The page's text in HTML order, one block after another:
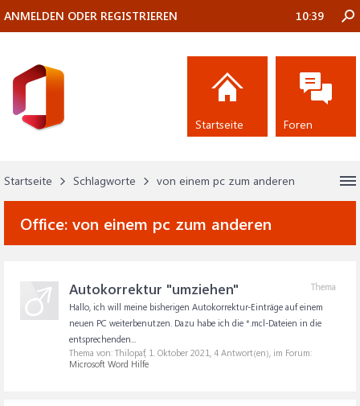
Startseite Schlagworte von einem pc zum anderen
Office: von einem pc zum anderen
Thema
Autokorrektur "umziehen"
Hallo, ich will meine bisherigen Autokorrektur-Einträge auf einem
neuen PC weiterbenutzen. Dazu habe ich die *.mcl-Dateien in die
entsprechenden...
Thema von: Thilopaf, 1. Oktober 2021, 4 Antwort(en), im Forum:
Microsoft Word Hilfe
ANMELDEN ODER REGISTRIEREN 10:39
Startseite Foren